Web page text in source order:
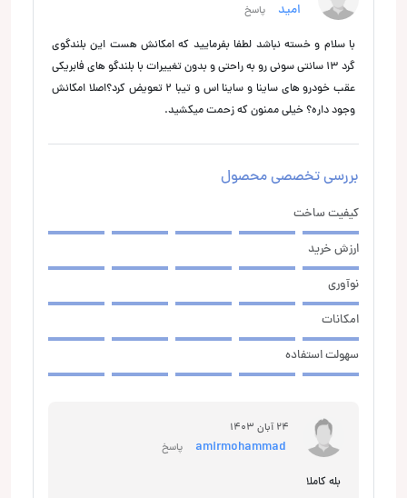
امید پاسخ
با سلام و خسته نباشد لطفا بفرمایید که امکانش هست این بلندگوی
گرد 13 سانتی سونی رو به راحتی و بدون تغییرات با بلندگو های فابریکی
عقب خودرو های ساینا و ساینا اس و تیبا 2 تعویض کرد؟اصلا امکانش
وجود داره؟ خیلی ممنون که زحمت میکشید.
بررسی تخصصی محصول
کیفیت ساخت
ارزش خرید
نوآوری
امکانات
سهولت استفاده
24 آبان 1403
پاسخ
بله کاملا